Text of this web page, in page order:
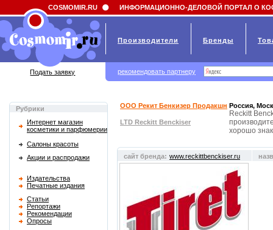
Field 'news_title' doesn't have a default value
Рубрики
Интернет магазин
косметики и парфюмерии
Салоны красоты
Акции и распродажи
Издательства
Печатные издания
Статьи
Репортажи
Рекомендации
Опросы
ООО Рекит Бенкизер Продакшн Россия,
LTD Reckitt Benckiser
Reckitt
хорошо
сайт бренда: www.reckittbenckiser.ru
COSMOMIR.RU ИНФОРМАЦИОННО-ДЕЛОВОЙ ПОРТАЛ О
Производители Бренды
Подать заявку рекомендовать партнеру